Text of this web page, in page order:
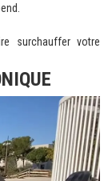
surchauffer votre